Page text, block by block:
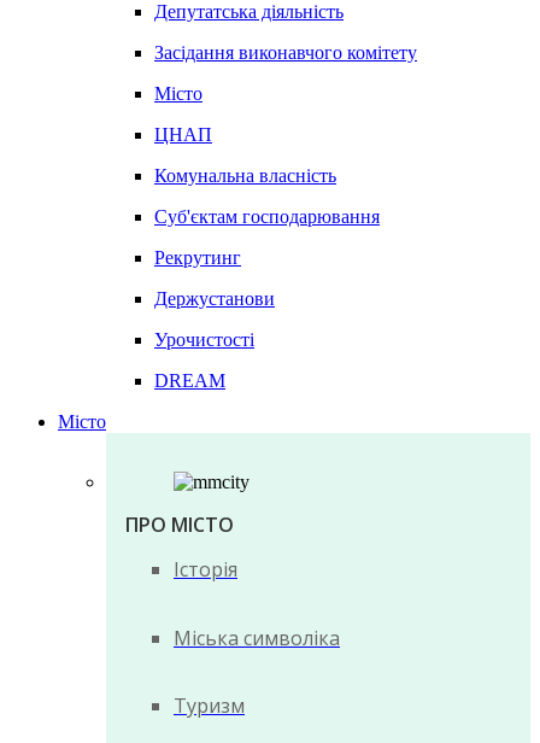
Депутатська діяльність
Засідання виконавчого комітету
Місто
ЦНАП
Комунальна власність
Суб'єктам господарювання
Рекрутинг
Держустанови
Урочистості
DREAM
Місто
ПРО МІСТО
Історія
Міська символіка
Туризм